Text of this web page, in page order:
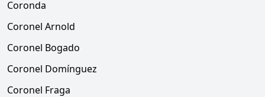
Coronda
Coronel Arnold
Coronel Bogado
Coronel Domínguez
Coronel Fraga